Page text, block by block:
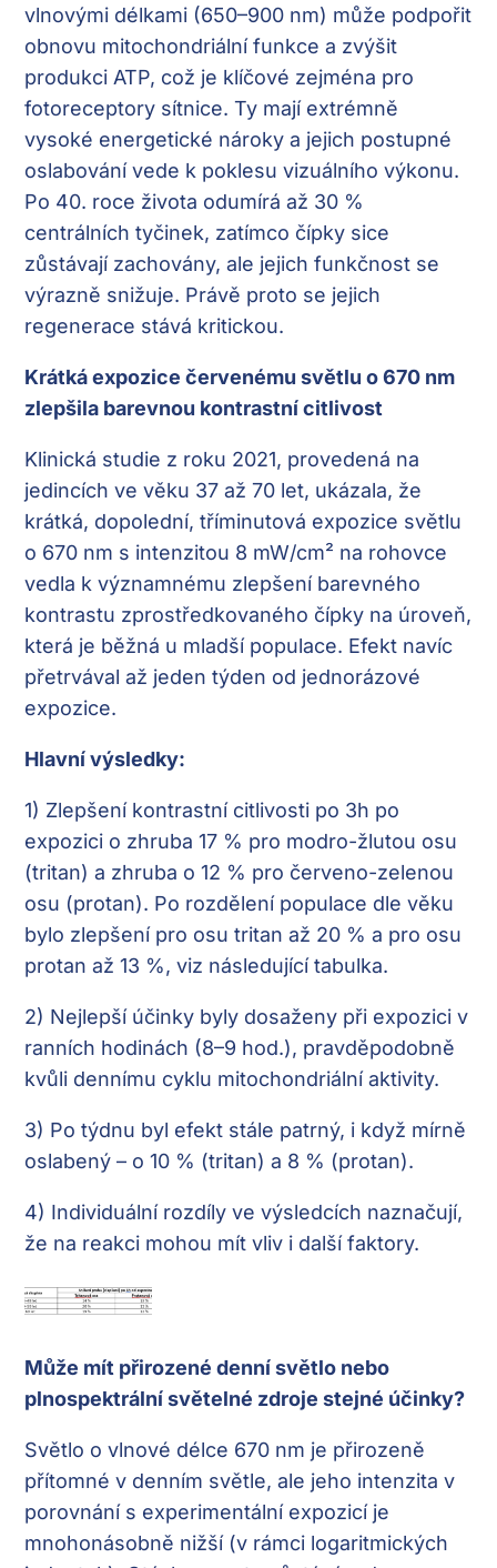
vlnovými délkami (650–900 nm) může podpořit
obnovu mitochondriální funkce a zvýšit
produkci ATP, což je klíčové zejména pro
fotoreceptory sítnice. Ty mají extrémně
vysoké energetické nároky a jejich postupné
oslabování vede k poklesu vizuálního výkonu.
Po 40. roce života odumírá až 30 %
centrálních tyčinek, zatímco čípky sice
zůstávají zachovány, ale jejich funkčnost se
výrazně snižuje. Právě proto se jejich
regenerace stává kritickou.
Krátká expozice červenému světlu o 670 nm
zlepšila barevnou kontrastní citlivost
Klinická studie z roku 2021, provedená na
jedincích ve věku 37 až 70 let, ukázala, že
krátká, dopolední, tříminutová expozice světlu
o 670 nm s intenzitou 8 mW/cm² na rohovce
vedla k významnému zlepšení barevného
kontrastu zprostředkovaného čípky na úroveň,
která je běžná u mladší populace. Efekt navíc
přetrvával až jeden týden od jednorázové
expozice.
Hlavní výsledky:
1) Zlepšení kontrastní citlivosti po 3h po
expozici o zhruba 17 % pro modro-žlutou osu
(tritan) a zhruba o 12 % pro červeno-zelenou
osu (protan). Po rozdělení populace dle věku
bylo zlepšení pro osu tritan až 20 % a pro osu
protan až 13 %, viz následující tabulka.
2) Nejlepší účinky byly dosaženy při expozici v
ranních hodinách (8–9 hod.), pravděpodobně
kvůli dennímu cyklu mitochondriální aktivity.
3) Po týdnu byl efekt stále patrný, i když mírně
oslabený – o 10 % (tritan) a 8 % (protan).
4) Individuální rozdíly ve výsledcích naznačují,
že na reakci mohou mít vliv i další faktory.
Může mít přirozené denní světlo nebo
plnospektrální světelné zdroje stejné účinky?
Světlo o vlnové délce 670 nm je přirozeně
přítomné v denním světle, ale jeho intenzita v
porovnání s experimentální expozicí je
mnohonásobně nižší (v rámci logaritmických